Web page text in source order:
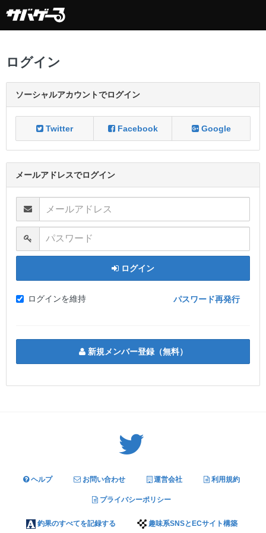
ログイン
ソーシャルアカウントでログイン
Twitter Facebook Google
メールアドレスでログイン
メールアドレス
パスワード
ログイン
ログインを維持 パスワード再発行
新規メンバー登録（無料）
ヘルプ お問い合わせ 運営会社 利用規約
プライバシーポリシー
釣果のすべてを記録する 趣味系SNSとECサイト構築